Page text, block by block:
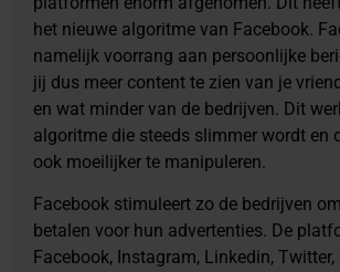
het nieuwe algoritme van Facebook.
namelijk voorrang aan persoonlijke
jij dus meer content te zien van je
en wat minder van de bedrijven. Dit
algoritme die steeds slimmer wordt en
ook moeilijker te manipuleren.
Facebook stimuleert zo de bedrijven
betalen voor hun advertenties. De
Facebook, Instagram, Linkedin,